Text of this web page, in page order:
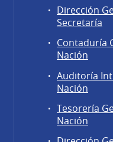
Dirección
Secretaría
Contaduría
Nación
Auditoría
Nación
Tesorería
Nación